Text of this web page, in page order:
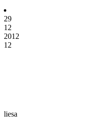
29
12
2012
12
liesa